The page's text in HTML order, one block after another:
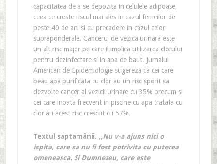
capacitatea de a se depozita in celulele adipoase,
ceea ce creste riscul mai ales in cazul femeilor de
peste 40 de ani si cu precadere in cazul celor
supraponderale. Cancerul de vezica urinara este
un alt risc major pe care il implica utilizarea clorului
pentru dezinfectare si in apa de baut. Jurnalul
American de Epidemiologie sugereza ca cei care
beau apa purificata cu clor au un risc sporit sa
dezvolte cancer al vezicii urinare cu 35% precum si
cei care inoata frecvent in piscine cu apa tratata cu
clor au acest risc crescut cu 57%.
Textul saptamânii. ,,Nu v-a ajuns nici o
ispita, care sa nu fi fost potrivita cu puterea
omeneasca. Si Dumnezeu, care este